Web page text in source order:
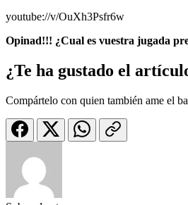
youtube://v/OuXh3Psfr6w
Opinad!!! ¿Cual es vuestra jugada
¿Te ha gustado el
Compártelo con quien también ame el